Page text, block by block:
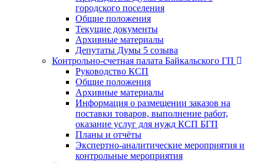
городского поселения
Общие положения
Текущие документы
Архивные материалы
Депутаты Думы 5 созыва
Контрольно-счетная палата Байкальского ГП
Руководство КСП
Общие положения
Архивные материалы
Информация о размещении заказов на
поставки товаров, выполнение работ,
оказание услуг для нужд КСП БГП
Планы и отчёты
Экспертно-аналитические мероприятия и
контрольные мероприятия